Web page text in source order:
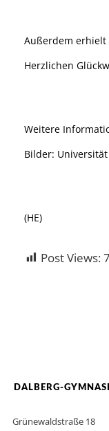
Außerdem erhielt
Herzlichen
Weitere
Bilder:
(HE)
Post Views:
DALBERG-
Grünewaldstraße 18